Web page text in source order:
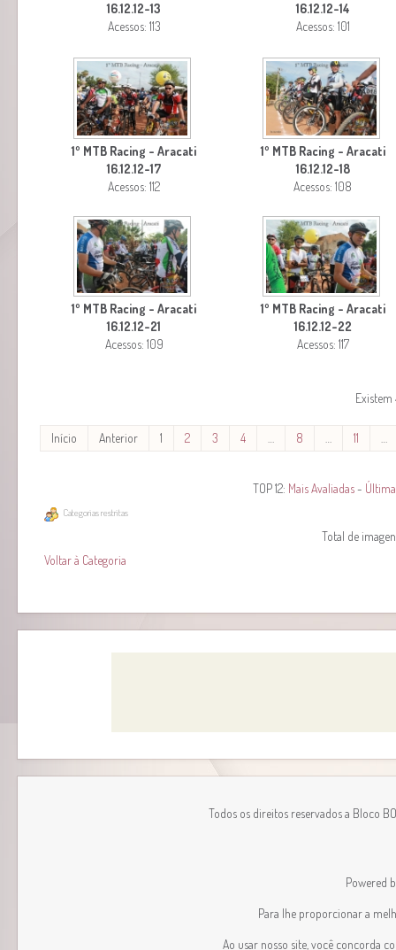
16.12.12-13
Acessos: 113
16.12.12-14
Acessos: 101
1º MTB Racing - Aracati
16.12.12-17
Acessos: 112
1º MTB Racing - Aracati
16.12.12-18
Acessos: 108
1º MTB Racing - Aracati
16.12.12-21
Acessos: 109
1º MTB Racing - Aracati
16.12.12-22
Acessos: 117
Existem
Início Anterior 1 2 3 4 8 11
TOP 12: Mais Avaliadas-
Categorias restritas
Total de
Voltar à Categoria
Todos os direitos reservados a Bloco
Powered
Para lhe proporcionar a
Ao usar nosso site, você concorda